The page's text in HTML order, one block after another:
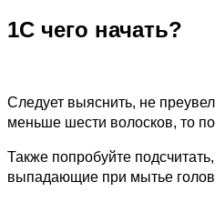
1С чего начать?
Следует выяснить, не
меньше шести волосков, то
Также попробуйте
выпадающие при мытье